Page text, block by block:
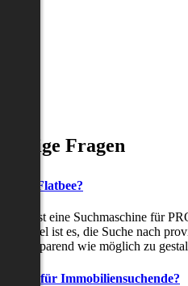
Fragen
ist Flatbee?
ist eine Suchmaschine für
Ziel ist es, die Suche nach
zeitsparend wie möglich zu
für Immobiliensuchende?